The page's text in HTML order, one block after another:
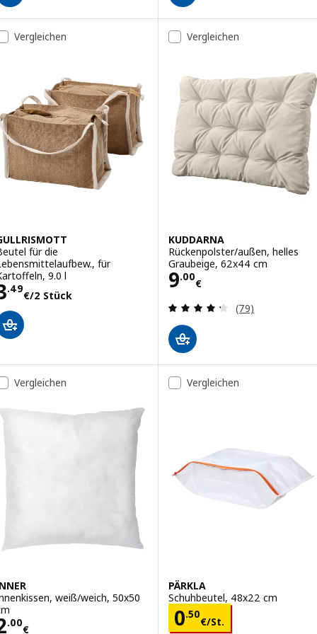
Vergleichen
für die
für
9.0 l
.49
€/2 Stück
3.49€/2 Stück
Vergleichen
KUDDARNA
Rückenpolster/außen, helles
Graubeige, 62x44 cm
9.00
€
Preis 9.00€
Bewertungen:
(79)
Vergleichen
weiß/weich, 50x50
.00
€ 2.00€
Vergleichen
PÄRKLA
Schuhbeutel, 48x22 cm
0.50
€/St.
Preis 0.50€/St.